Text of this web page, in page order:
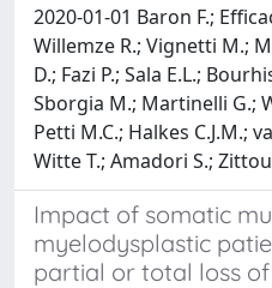
2020-01-01 Baron F.;
Willemze R.; Vignetti M.;
D.; Fazi P.; Sala E.L.;
Sborgia M.; Martinelli G.;
Petti M.C.; Halkes C.J.M.;
Witte T.; Amadori S.;
Impact of somatic
myelodysplastic
partial or total loss